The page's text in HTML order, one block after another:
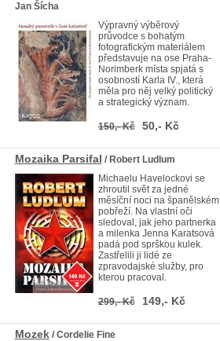
Jan Šícha
Výpravný výběrový
průvodce s bohatým
fotografickým materiálem
představuje na ose Praha-
Norimberk místa spjatá s
osobností Karla IV., která
měla pro něj velký politický
a strategický význam.
150,- Kč 50,- Kč
Mozaika Parsifal / Robert Ludlum
Michaelu Havelockovi se
zhroutil svět za jedné
měsíční noci na španělském
pobřeží. Na vlastní oči
sledoval, jak jeho partnerka
a milenka Jenna Karatsová
padá pod sprškou kulek.
Zastřelili ji lidé ze
zpravodajské služby, pro
kterou pracoval.
299,- Kč 149,- Kč
Mozek/ Cordelie Fine